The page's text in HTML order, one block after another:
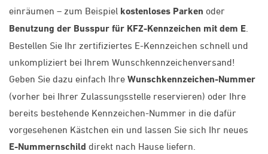
einräumen – zum Beispiel kostenloses Parken oder
Benutzung der Busspur für KFZ-Kennzeichen mit dem E
Bestellen Sie Ihr zertifiziertes E-Kennzeichen schnell und
unkompliziert bei Ihrem Wunschkennzeichenversand!
Geben Sie dazu einfach Ihre Wunschkennzeichen-Nummer
(vorher bei Ihrer Zulassungsstelle reservieren) oder Ihre
bereits bestehende Kennzeichen-Nummer in die dafür
vorgesehenen Kästchen ein und lassen Sie sich Ihr neues
E-Nummernschild direkt nach Hause liefern.